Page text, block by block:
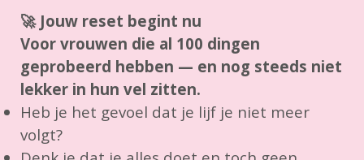
🚀Jouw reset begint nu
Voor vrouwen die al 100 dingen
geprobeerd hebben — en nog steeds niet
lekker in hun vel zitten.
Heb je het gevoel dat je lijf je niet meer
volgt?